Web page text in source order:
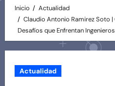
Inicio
Actualidad
Claudio Antonio Ramirez Soto
Desafíos que Enfrentan
Actualidad